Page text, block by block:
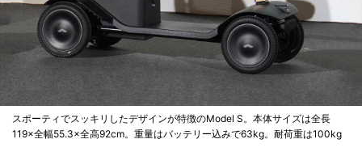
スポーティでスッキリしたデザインが特徴のModel S。本体サイズは全長
119×全幅55.3×全高92cm。重量はバッテリー込みで63kg。耐荷重は100kg